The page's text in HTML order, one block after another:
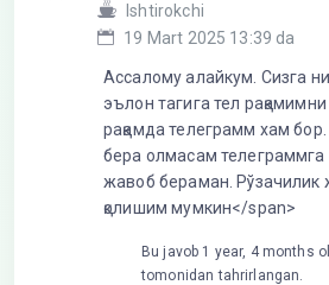
Ishtirokchi
19 Mart 2025 13:39 da
Ассалому алайкум. Сизга
эълон тагига тел
рақамда телеграмм хам
бера олмасам телеграммга
жавоб бераман. Рўзачилик
қолишим мумкин</span>
Bu javob 1 year, 4 months
tomonidan tahrirlangan.